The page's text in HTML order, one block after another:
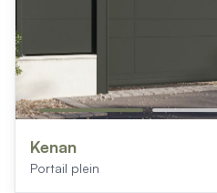
Kenan
Portail plein